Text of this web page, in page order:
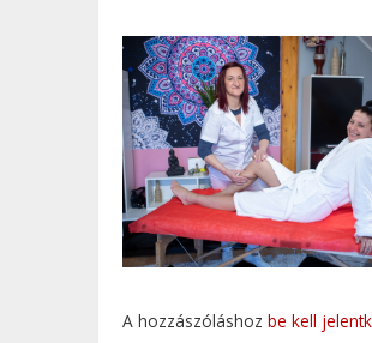
A hozzászóláshoz be kell